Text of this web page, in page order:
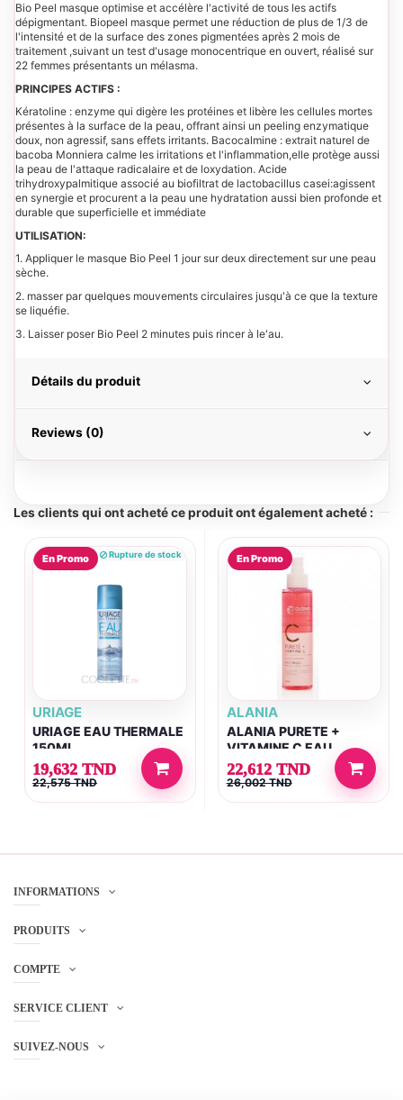
Bio Peel masque optimise et accélère l'activité de tous les actifs
dépigmentant. Biopeel masque permet une réduction de plus de 1/3 de
l'intensité et de la surface des zones pigmentées après 2 mois de
traitement ,suivant un test d'usage monocentrique en ouvert, réalisé sur
22 femmes présentants un mélasma.
PRINCIPES ACTIFS :
Kératoline : enzyme qui digère les protéines et libère les cellules mortes
présentes à la surface de la peau, offrant ainsi un peeling enzymatique
doux, non agressif, sans effets irritants. Bacocalmine : extrait naturel de
bacoba Monniera calme les irritations et l'inflammation,elle protège aussi
la peau de l'attaque radicalaire et de loxydation. Acide
trihydroxypalmitique associé au biofiltrat de lactobacillus casei:agissent
en synergie et procurent a la peau une hydratation aussi bien profonde et
durable que superficielle et immédiate
UTILISATION:
1. Appliquer le masque Bio Peel 1 jour sur deux directement sur une peau
sèche.
2. masser par quelques mouvements circulaires jusqu'à ce que la texture
se liquéfie.
3. Laisser poser Bio Peel 2 minutes puis rincer à le'au.
Détails du produit
Reviews (0)
Les clients qui ont acheté ce produit ont également acheté :
En Promo Rupture de stock
URIAGE
URIAGE EAU THERMALE
150ML
19,632 TND
22,575 TND
En Promo
ALANIA
ALANIA PURETE +
VITAMINE C EAU
TONIQUE 150ML
22,612 TND
26,002 TND
INFORMATIONS
PRODUITS
COMPTE
SERVICE CLIENT
SUIVEZ-NOUS